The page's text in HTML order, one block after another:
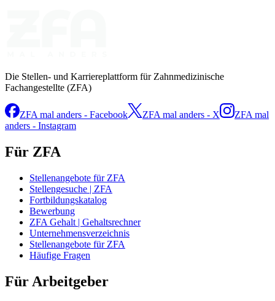
Die Stellen- und Karriereplattform für Zahnmedizinische
Fachangestellte (ZFA)
ZFA mal anders - Facebook ZFA mal anders - X
ZFA mal
anders - Instagram
Für ZFA
Stellenangebote für ZFA
Stellengesuche | ZFA
Fortbildungskatalog
Bewerbung
ZFA Gehalt | Gehaltsrechner
Unternehmensverzeichnis
Stellenangebote für ZFA
Häufige Fragen
Für Arbeitgeber